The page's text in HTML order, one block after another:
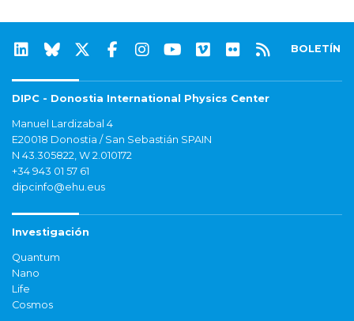
BOLETÍN
DIPC - Donostia International Physics Center
Manuel Lardizabal 4
E20018 Donostia / San Sebastián SPAIN
N 43.305822, W 2.010172
+34 943 01 57 61
dipcinfo@ehu.eus
Investigación
Quantum
Nano
Life
Cosmos